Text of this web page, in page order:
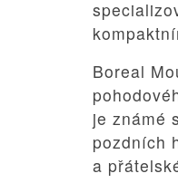
Boreal
je známé
pozdních
a